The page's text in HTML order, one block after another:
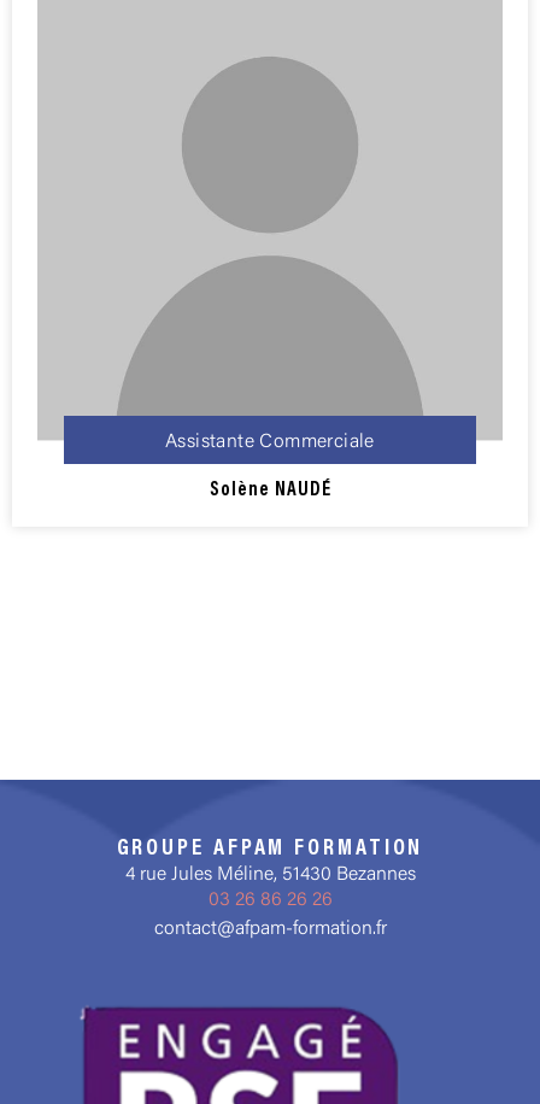
Assistante Commerciale
Solène NAUDÉ
GROUPE AFPAM FORMATION
4 rue Jules Méline, 51430 Bezannes
03 26 86 26 26
contact@afpam-formation.fr